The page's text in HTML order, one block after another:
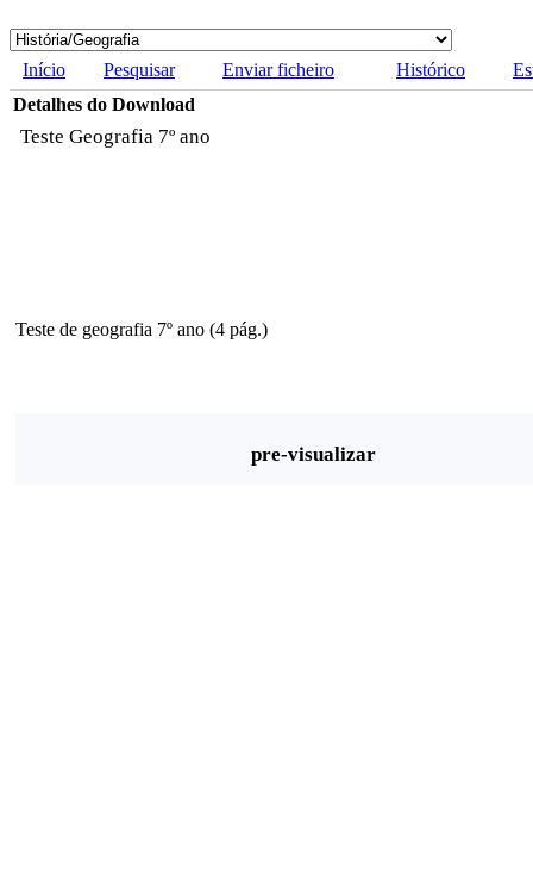
Início Pesquisar Enviar ficheiro Histórico
Detalhes do Download
Teste Geografia 7º ano
Teste de geografia 7º ano (4 pág.)
pre-visualizar